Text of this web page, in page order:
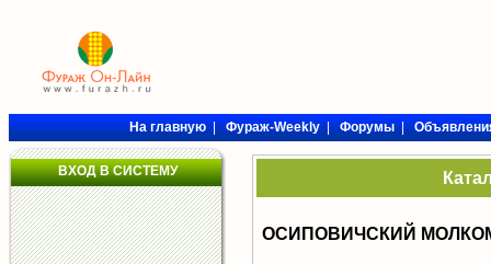
На главную|Фураж-Weekly|Форумы|
ВХОД В СИСТЕМУ
ОСИПОВИЧСКИЙ